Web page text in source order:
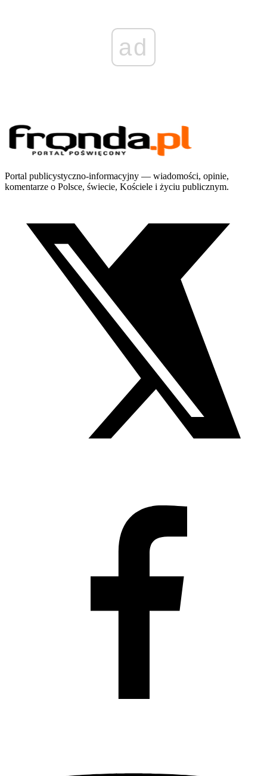
ad
Portal publicystyczno-informacyjny — wiadomości, opinie,
komentarze o Polsce, świecie, Kościele i życiu publicznym.